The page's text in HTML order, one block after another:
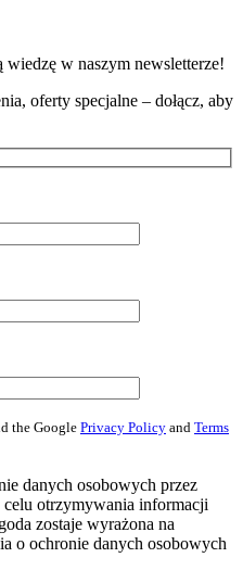
w naszym newsletterze!
oferty specjalne – dołącz, aby
the Google Privacy Policy and Terms
danych osobowych przez
otrzymywania informacji
zostaje wyrażona na
o ochronie danych osobowych